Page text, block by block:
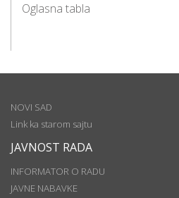
Oglasna tabla
NOVI SAD
Link ka starom sajtu
JAVNOST RADA
INFORMATOR O RADU
JAVNE NABAVKE